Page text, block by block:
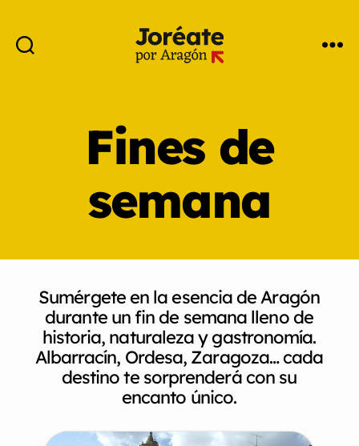
Fines de
semana
Sumérgete en la esencia de Aragón
durante un fin de semana lleno de
historia, naturaleza y gastronomía.
Albarracín, Ordesa, Zaragoza… cada
destino te sorprenderá con su
encanto único.